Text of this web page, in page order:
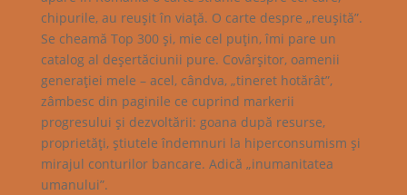
chipurile, au reuşit în viaţă. O carte despre „reuşită”.
Se cheamă Top 300 şi, mie cel puţin, îmi pare un
catalog al deşertăciunii pure. Covârşitor, oamenii
generaţiei mele – acel, cândva, „tineret hotărât”,
zâmbesc din paginile ce cuprind markerii
progresului şi dezvoltării: goana după resurse,
proprietăţi, ştiutele îndemnuri la hiperconsumism şi
mirajul conturilor bancare. Adică „inumanitatea
umanului”.